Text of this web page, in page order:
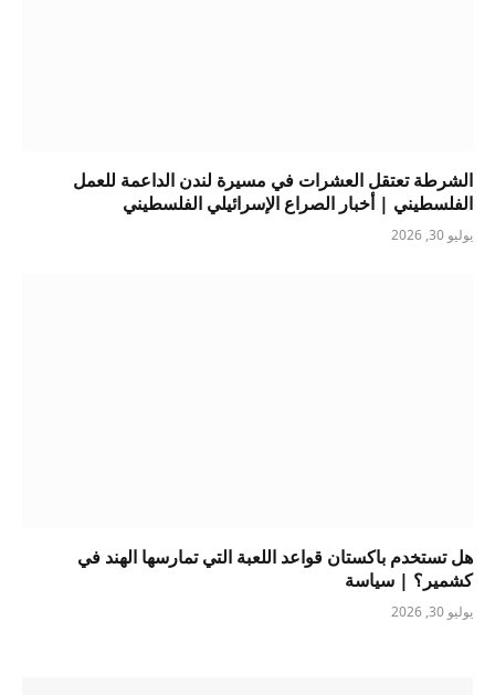
الشرطة تعتقل العشرات في مسيرة لندن الداعمة للعمل
الفلسطيني | أخبار الصراع الإسرائيلي الفلسطيني
يوليو 30, 2026
هل تستخدم باكستان قواعد اللعبة التي تمارسها الهند في
كشمير؟ | سياسة
يوليو 30, 2026